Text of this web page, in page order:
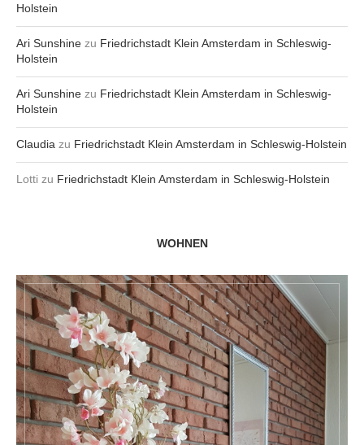
Holstein
Ari Sunshine zu Friedrichstadt Klein Amsterdam in Schleswig-
Holstein
Ari Sunshine zu Friedrichstadt Klein Amsterdam in Schleswig-
Holstein
Claudia zu Friedrichstadt Klein Amsterdam in Schleswig-Holstein
Lotti zu Friedrichstadt Klein Amsterdam in Schleswig-Holstein
WOHNEN